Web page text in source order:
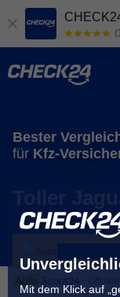
Mit dem Klick auf
Bester
für Kfz-
Toller